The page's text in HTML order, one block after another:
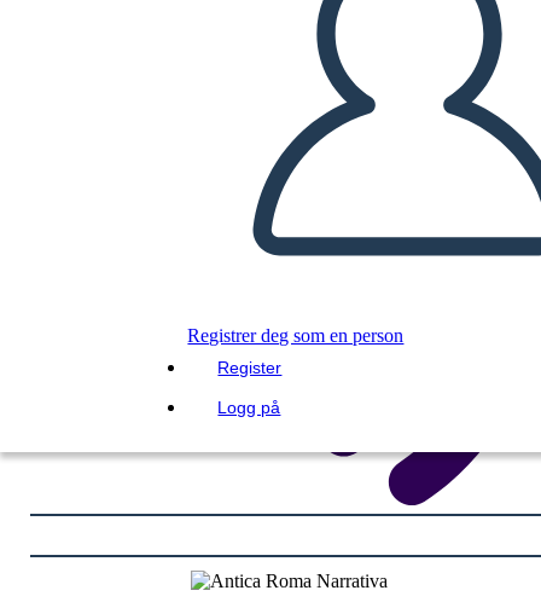
Registrer deg som en person
Register
Logg på
LES FOR MEG